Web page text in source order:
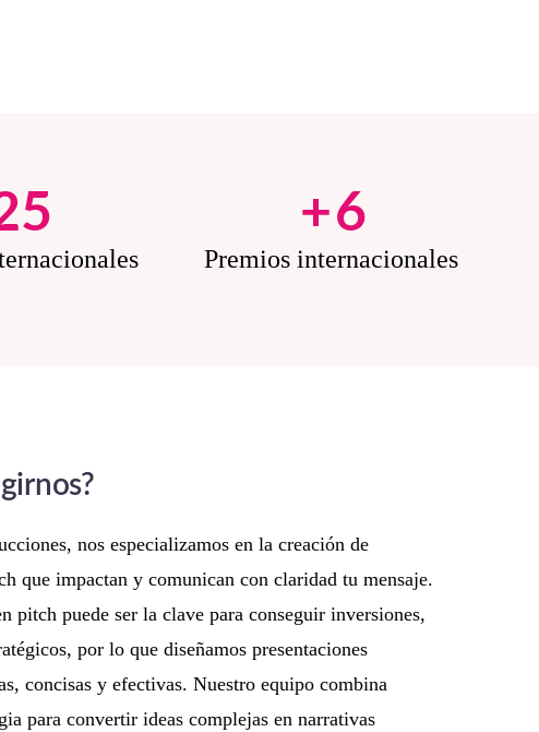
+6
Premios internacionales
nos especializamos en la creación de
que impactan y comunican con claridad tu mensaje.
pitch puede ser la clave para conseguir inversiones,
por lo que diseñamos presentaciones
concisas y efectivas. Nuestro equipo combina
para convertir ideas complejas en narrativas